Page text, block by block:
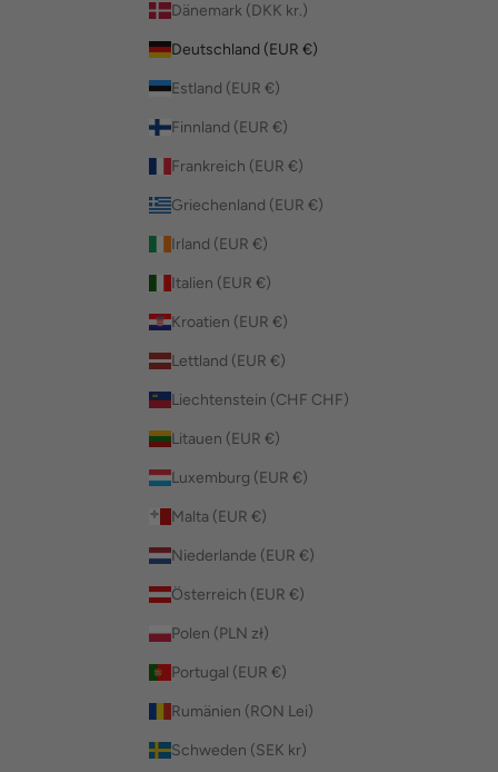
Dänemark (DKK kr.)
Deutschland (EUR €)
Estland (EUR €)
Finnland (EUR €)
Frankreich (EUR €)
Griechenland (EUR €)
Irland (EUR €)
Italien (EUR €)
Kroatien (EUR €)
Lettland (EUR €)
Liechtenstein (CHF CHF)
Litauen (EUR €)
Luxemburg (EUR €)
Malta (EUR €)
Niederlande (EUR €)
Österreich (EUR €)
Polen (PLN zł)
Portugal (EUR €)
Rumänien (RON Lei)
Schweden (SEK kr)